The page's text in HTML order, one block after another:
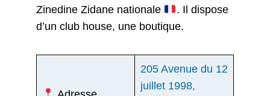
Zinedine Zidane nationale
. Il dispose
d’un club house, une boutique.
205 Avenue du 12
juillet 1998,